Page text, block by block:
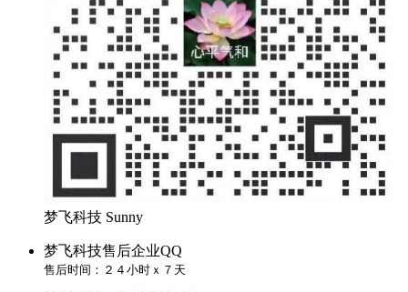
梦飞科技 Sunny
梦飞科技售后企业QQ
售后时间：２４小时ｘ７天